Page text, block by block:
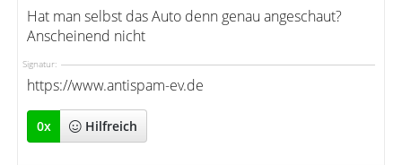
Hat man selbst das Auto denn genau angeschaut?
Anscheinend nicht
Signatur:
https://www.antispam-ev.de
0x Hilfreich